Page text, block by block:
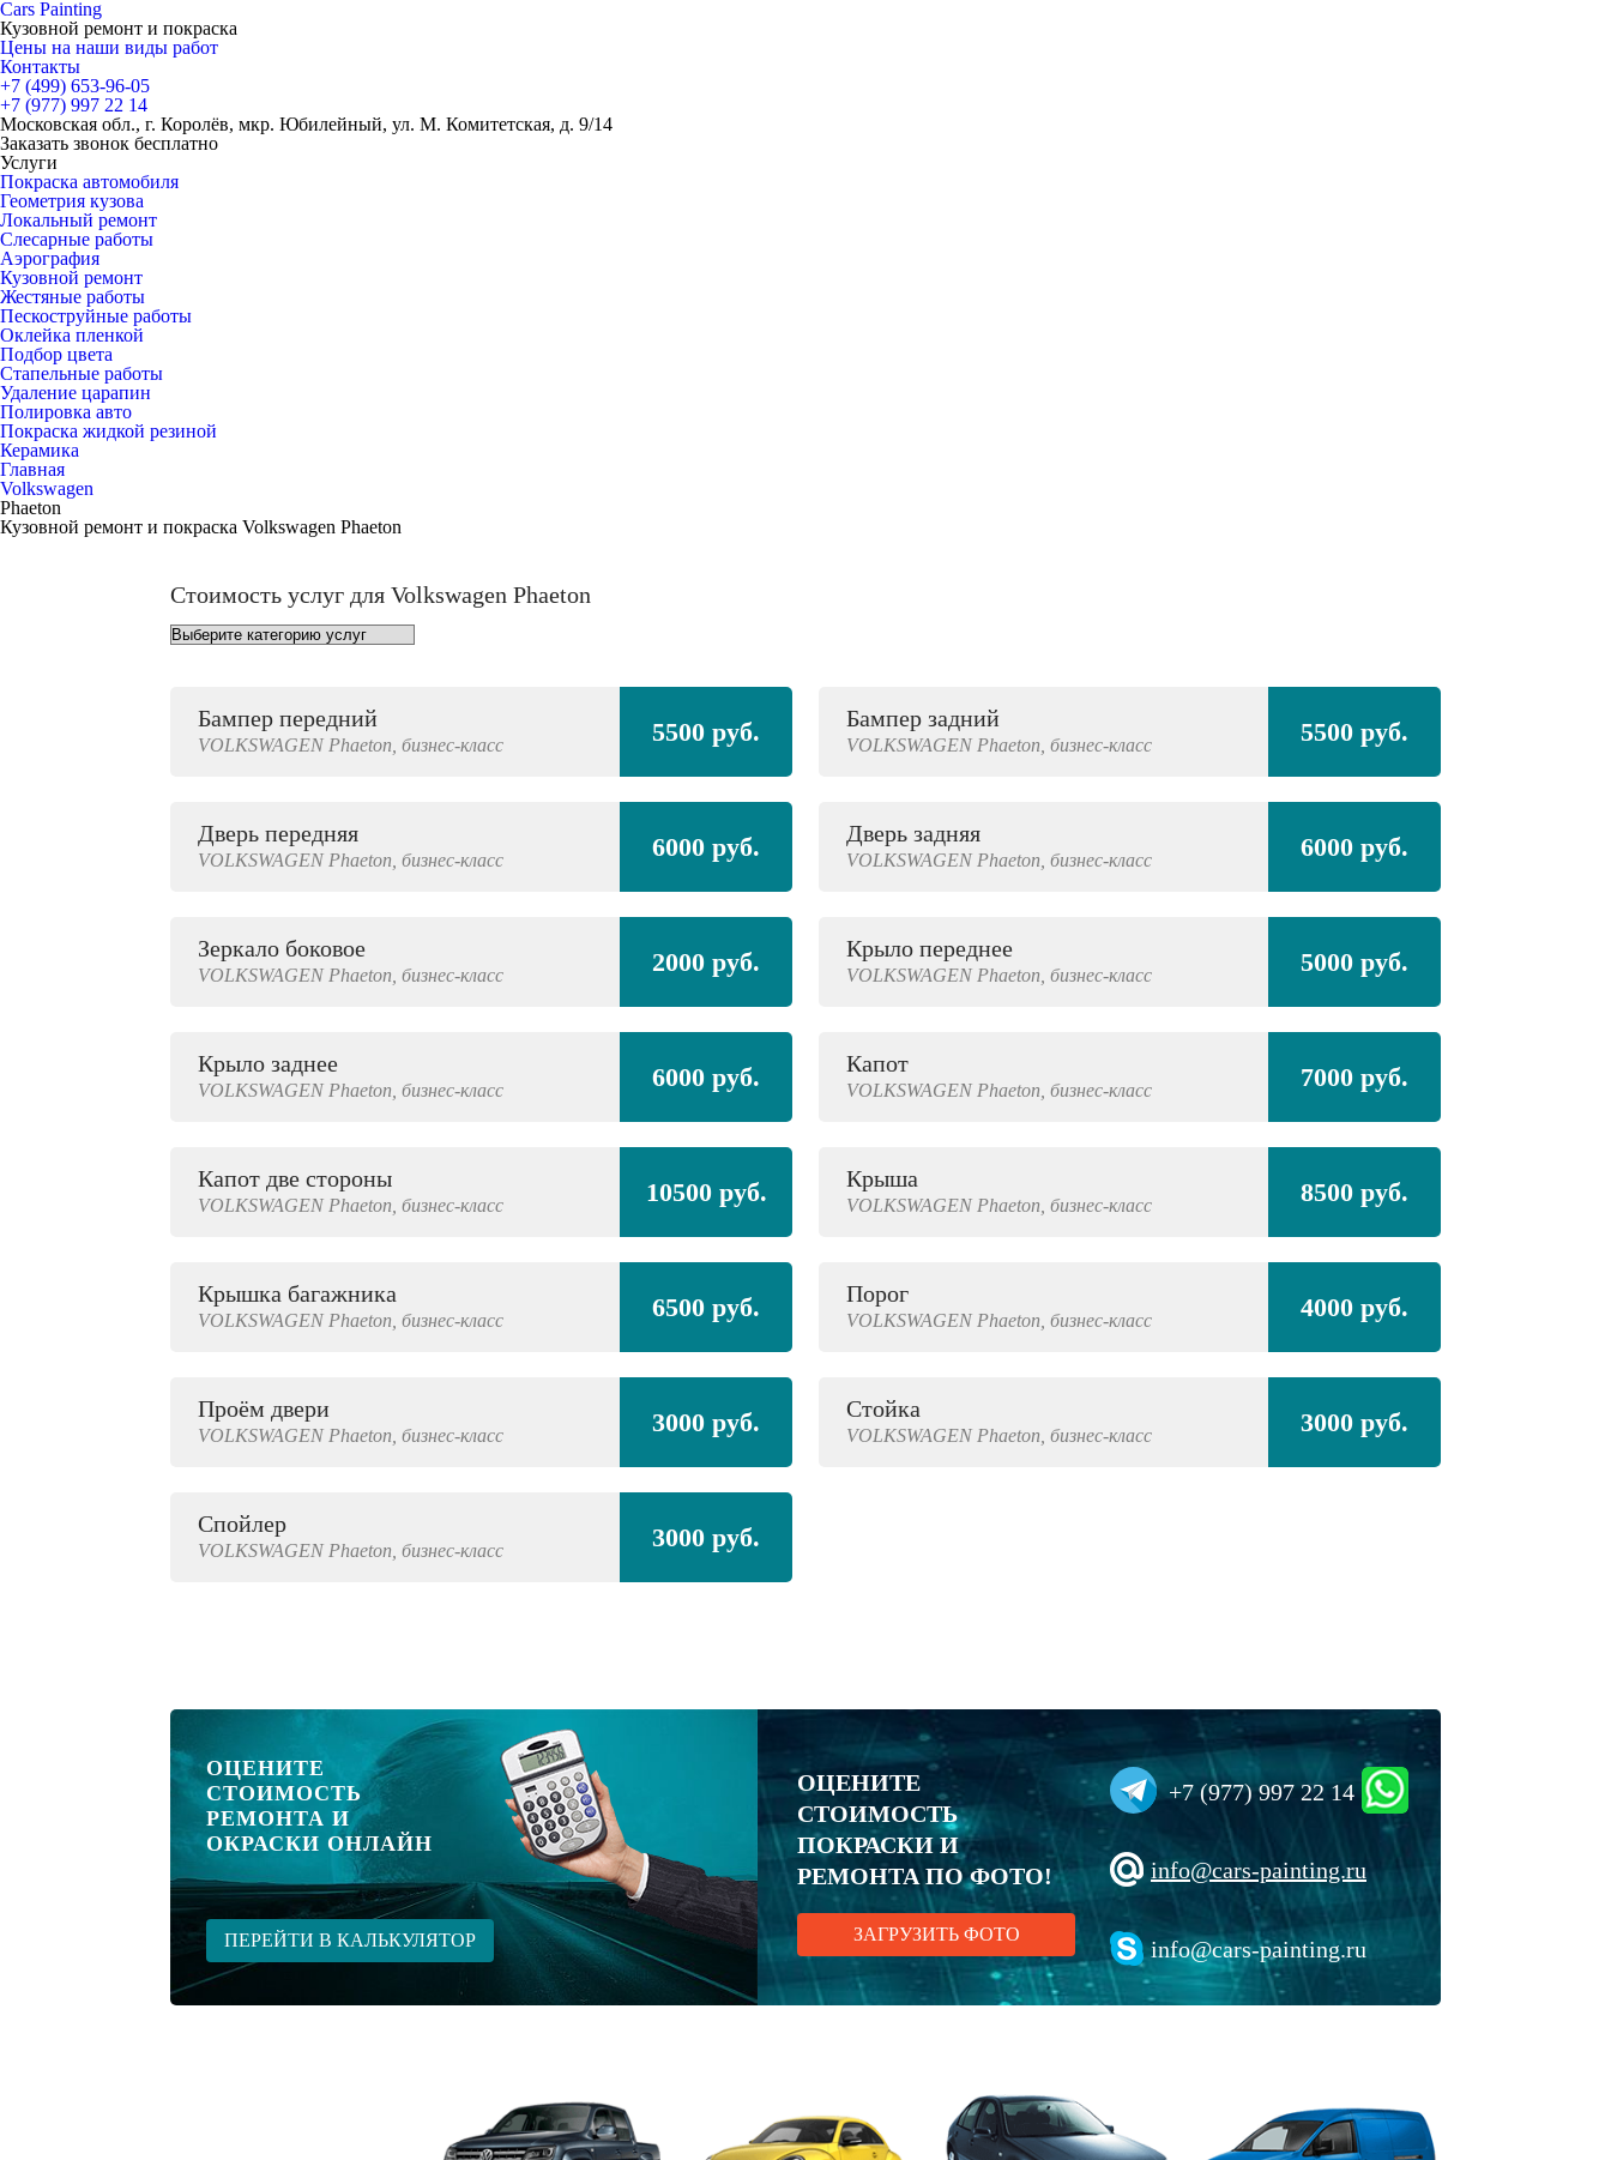
Cars Painting
Кузовной ремонт и покраска
Цены на наши виды работ
Контакты
+7 (499) 653-96-05
+7 (977) 997 22 14
Московская обл., г. Королёв, мкр. Юбилейный, ул. М. Комитетская, д. 9/14
Заказать звонок бесплатно
Услуги
Покраска автомобиля
Геометрия кузова
Локальный ремонт
Слесарные работы
Аэрография
Кузовной ремонт
Жестяные работы
Пескоструйные работы
Оклейка пленкой
Подбор цвета
Стапельные работы
Удаление царапин
Полировка авто
Покраска жидкой резиной
Керамика
Главная
Volkswagen
Phaeton
Кузовной ремонт и покраска Volkswagen Phaeton
Стоимость услуг для Volkswagen Phaeton
Бампер передний
VOLKSWAGEN Phaeton, бизнес-класс 5500 руб. Бампер задний
VOLKSWAGEN Phaeton, бизнес-класс 5500 руб.
Дверь передняя
VOLKSWAGEN Phaeton, бизнес-класс 6000 руб. Дверь задняя
VOLKSWAGEN Phaeton, бизнес-класс 6000 руб.
Зеркало боковое
VOLKSWAGEN Phaeton, бизнес-класс 2000 руб. Крыло переднее
VOLKSWAGEN Phaeton, бизнес-класс 5000 руб.
Крыло заднее
VOLKSWAGEN Phaeton, бизнес-класс 6000 руб. Капот
VOLKSWAGEN Phaeton, бизнес-класс 7000 руб.
Капот две стороны
VOLKSWAGEN Phaeton, бизнес-класс 10500 руб. Крыша
VOLKSWAGEN Phaeton, бизнес-класс 8500 руб.
Крышка багажника
VOLKSWAGEN Phaeton, бизнес-класс 6500 руб. Порог
VOLKSWAGEN Phaeton, бизнес-класс 4000 руб.
Проём двери
VOLKSWAGEN Phaeton, бизнес-класс 3000 руб. Стойка
VOLKSWAGEN Phaeton, бизнес-класс 3000 руб.
Спойлер
VOLKSWAGEN Phaeton, бизнес-класс 3000 руб.
ОЦЕНИТЕ
СТОИМОСТЬ
РЕМОНТА И
ОКРАСКИ ОНЛАЙН
ПЕРЕЙТИ В КАЛЬКУЛЯТОР
ОЦЕНИТЕ
СТОИМОСТЬ
ПОКРАСКИ И
РЕМОНТА ПО ФОТО!
ЗАГРУЗИТЬ ФОТО
+7 (977) 997 22 14
info@cars-painting.ru
info@cars-painting.ru